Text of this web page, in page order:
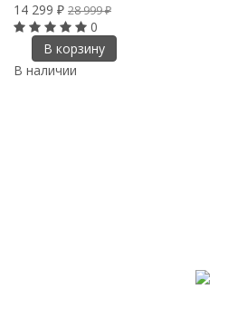
14 299 ₽ 28 999₽
0
В корзину
В наличии